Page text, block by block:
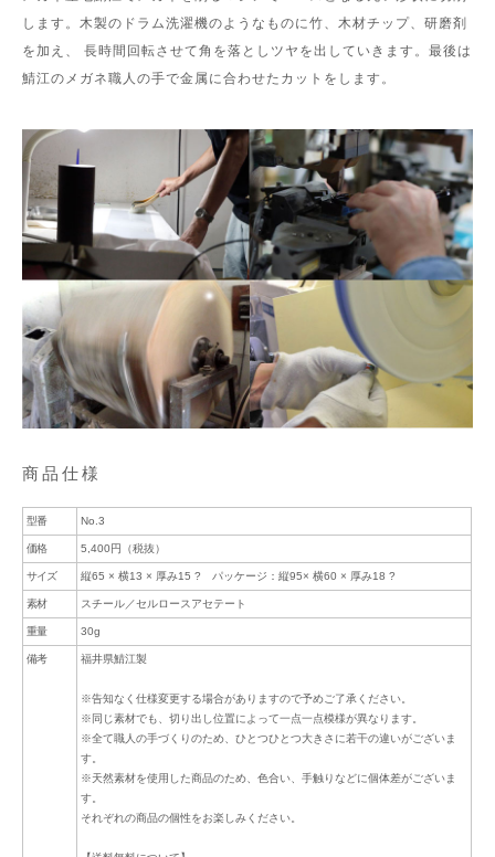
します。木製のドラム洗濯機のようなものに竹、木材チップ、研磨剤
を加え、 長時間回転させて角を落としツヤを出していきます。最後は
鯖江のメガネ職人の手で金属に合わせたカットをします。
商品仕様
型番 No.3
価格 5,400円（税抜）
サイズ 縦65 × 横13 × 厚み15 ? パッケージ：縦95× 横60 × 厚み18 ?
素材 スチール／セルロースアセテート
重量 30g
備考 福井県鯖江製
※告知なく仕様変更する場合がありますので予めご了承ください。
※同じ素材でも、切り出し位置によって一点一点模様が異なります。
※全て職人の手づくりのため、ひとつひとつ大きさに若干の違いがございま
す。
※天然素材を使用した商品のため、色合い、手触りなどに個体差がございま
す。
それぞれの商品の個性をお楽しみください。